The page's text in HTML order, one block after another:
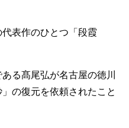
表作のひとつ「段霞
る髙尾弘が名古屋の徳川
の復元を依頼されたこと